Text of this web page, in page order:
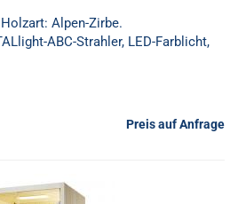
Alpen-Zirbe.
ABC-Strahler, LED-Farblicht,
Preis auf Anfrage